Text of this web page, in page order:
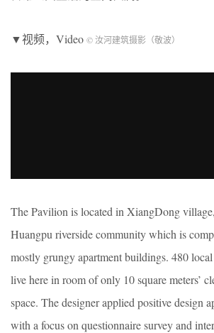
▼视频，Video © 汝河建筑摄影（敬波）
The Pavilion is located in XiangDong
Huangpu riverside community which is
mostly grungy apartment buildings. 480
live here in room of only 10 square meters’
space. The designer applied positive design
with a focus on questionnaire survey and